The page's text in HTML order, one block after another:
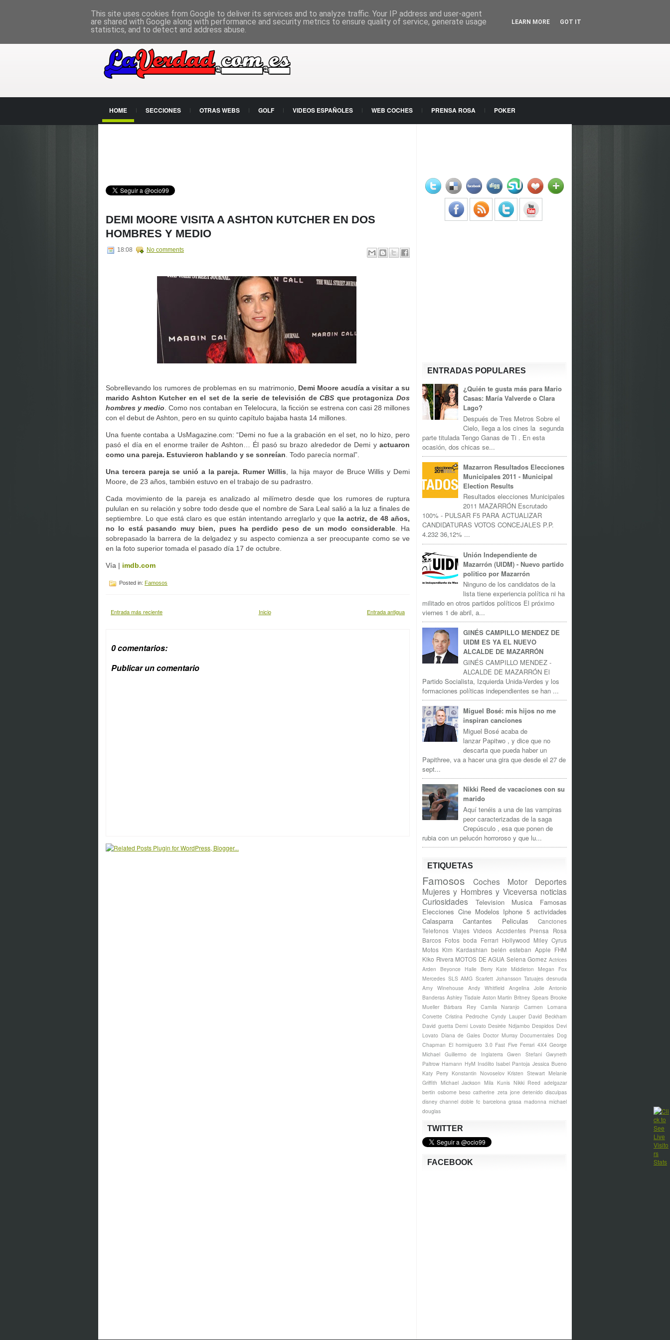
HOME SECCIONES OTRAS WEBS GOLF VIDEOS ESPAÑOLES WEB COCHES PRENSA ROSA POKER
DEMI MOORE VISITA A ASHTON KUTCHER EN DOS
HOMBRES Y MEDIO
18:08 No comments
Sobrellevando los rumores de problemas en su matrimonio, Demi Moore acudía a visitar a su
marido Ashton Kutcher en el set de la serie de televisión deCBS que protagonizaDos
hombres y medio . Como nos contaban en Telelocura, la ficción se estrena con casi 28 millones
con el debut de Ashton, pero en su quinto capítulo bajaba hasta 14 millones.
Una fuente contaba a UsMagazine.com: “Demi no fue a la grabación en el set, no lo hizo, pero
pasó el día en el enorme trailer de Ashton… Él pasó su brazo alrededor de Demi y actuaron
como una pareja. Estuvieron hablando y se sonreían . Todo parecía normal”.
Una tercera pareja se unió a la pareja. Rumer Willis , la hija mayor de Bruce Willis y Demi
Moore, de 23 años, también estuvo en el trabajo de su padrastro.
Cada movimiento de la pareja es analizado al milímetro desde que los rumores de ruptura
pululan en su relación y sobre todo desde que el nombre de Sara Leal salió a la luz a finales de
septiembre. Lo que está claro es que están intentando arreglarlo y que la actriz, de 48 años,
no lo está pasando muy bien, pues ha perdido peso de un modo considerable. Ha
sobrepasado la barrera de la delgadez y su aspecto comienza a ser preocupante como se ve
en la foto superior tomada el pasado día 17 de octubre.
Vía | imdb.com
Posted in: Famosos
Entrada más reciente Entrada antigua
Inicio
0 comentarios:
Publicar un comentario
ENTRADAS POPULARES
¿Quién te gusta más para Mario
Casas: María Valverde o Clara
Lago?
Después de Tres Metros Sobre el
Cielo, llega a los cines la segunda
parte titulada Tengo Ganas de Ti . En esta
ocasión, dos chicas se...
Mazarron Resultados Elecciones
Municipales 2011 - Municipal
Election Results
Resultados elecciones Municipales
2011 MAZARRÓN Escrutado
100% - PULSAR F5 PARA ACTUALIZAR
CANDIDATURAS VOTOS CONCEJALES P.P.
4.232 36,12% ...
Unión Independiente de
Mazarrón (UIDM) - Nuevo partido
politico por Mazarrón
Ninguno de los candidatos de la
lista tiene experiencia política ni ha
militado en otros partidos políticos El próximo
viernes 1 de abril, a...
GINÉS CAMPILLO MENDEZ DE
UIDM ES YA EL NUEVO
ALCALDE DE MAZARRÓN
GINÉS CAMPILLO MENDEZ -
ALCALDE DE MAZARRÓN El
Partido Socialista, Izquierda Unida-Verdes y los
formaciones políticas independientes se han ...
Miguel Bosé: mis hijos no me
inspiran canciones
Miguel Bosé acaba de
lanzar Papitwo , y dice que no
descarta que pueda haber un
Papithree, va a hacer una gira que desde el 27 de
sept...
Nikki Reed de vacaciones con su
marido
Aquí tenéis a una de las vampiras
peor caracterizadas de la saga
Crepúsculo , esa que ponen de
rubia con un pelucón horroroso y que lu...
ETIQUETAS
Famosos Coches Motor
Deportes
Mujeres y Hombres y Viceversa noticias
Curiosidades
Television Musica
Famosas
Elecciones Cine Modelos Iphone 5 actividades
Calasparra
Cantantes Peliculas
Canciones
Telefonos Viajes Videos Accidentes Prensa Rosa
Barcos Fotos boda Ferrari Hollywood Miley Cyrus
Motos Kim Kardashian belén esteban Apple FHM
Kiko Rivera MOTOS DE AGUA Selena Gomez Actrices
Arden
Beyonce Halle Berry Kate Middleton
Megan Fox
Mercedes SLS AMG Scarlett Johansson Tatuajes desnuda
Amy Winehouse Andy Whitfield Angelina Jolie Antonio
Banderas Ashley Tisdale Aston Martin Britney Spears Brooke
Mueller
Bárbara Rey Camila Naranjo
Carmen Lomana
Corvette Cristina Pedroche Cyndy Lauper David Beckham
David guetta Demi Lovato Desirée Ndjambo Despidos Devi
Lovato Diana de Gales Doctor Murray Documentales Dog
Chapman El hormiguero 3.0 Fast Five Ferrari 4X4 George
Michael Guillermo de Inglaterra Gwen Stefani Gwyneth
Paltrow Hamann HyM Insólito Isabel Pantoja Jessica Bueno
Katy Perry Konstantin Novoselov Kristen Stewart Melanie
Griffith Michael Jackson Mila Kunis Nikki Reed adelgazar
bertin osborne beso catherine zeta jone detenido disculpas
disney channel doble fc barcelona grasa madonna michael
douglas
TWITTER
FACEBOOK
This site uses cookies from Google to deliver its services and to analyze traffic. Your IP address and user-agent
are shared with Google along with performance and security metrics to ensure quality of service, generate usage
statistics, and to detect and address abuse.
LEARN MORE GOT IT